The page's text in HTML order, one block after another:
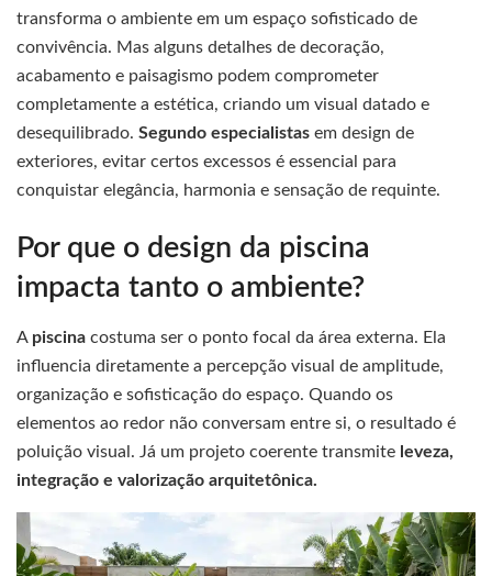
transforma o ambiente em um espaço sofisticado de
convivência. Mas alguns detalhes de decoração,
acabamento e paisagismo podem comprometer
completamente a estética, criando um visual datado e
desequilibrado. Segundo especialistas em design de
exteriores, evitar certos excessos é essencial para
conquistar elegância, harmonia e sensação de requinte.
Por que o design da piscina
impacta tanto o ambiente?
A piscina costuma ser o ponto focal da área externa. Ela
influencia diretamente a percepção visual de amplitude,
organização e sofisticação do espaço. Quando os
elementos ao redor não conversam entre si, o resultado é
poluição visual. Já um projeto coerente transmite leveza,
integração e valorização arquitetônica.